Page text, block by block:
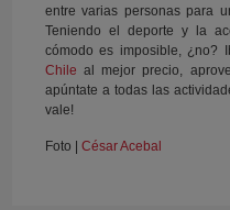
entre varias personas para
Teniendo el deporte y la
cómodo es imposible, ¿no?
Chile al mejor precio,
apúntate a todas las
vale!
Foto | César Acebal